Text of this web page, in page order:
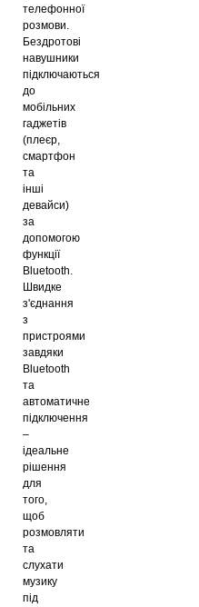
телефонної
розмови.
Бездротові
навушники
підключаються
до
мобільних
гаджетів
(плеєр,
смартфон
та
інші
девайси)
за
допомогою
функції
Bluetooth.
Швидке
з'єднання
з
пристроями
завдяки
Bluetooth
та
автоматичне
підключення
–
ідеальне
рішення
для
того,
щоб
розмовляти
та
слухати
музику
під